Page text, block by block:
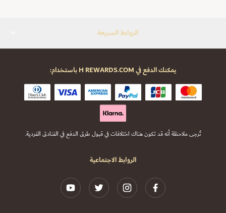
الروابط السريعة
الروابط الاجتماعية
يمكنك الدفع في H REWARDS.COM باستخدام:
تُرجى ملاحظة أنه قد تكون هناك اختلافات في قبول طرق الدفع في الفنادق الفردية.